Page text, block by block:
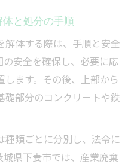
と処分の手順
体する際は、手順と安全
安全を確保し、必要に応
ます。その後、上部から
部分のコンクリートや鉄
種類ごとに分別し、法令に
県下妻市では、産業廃棄